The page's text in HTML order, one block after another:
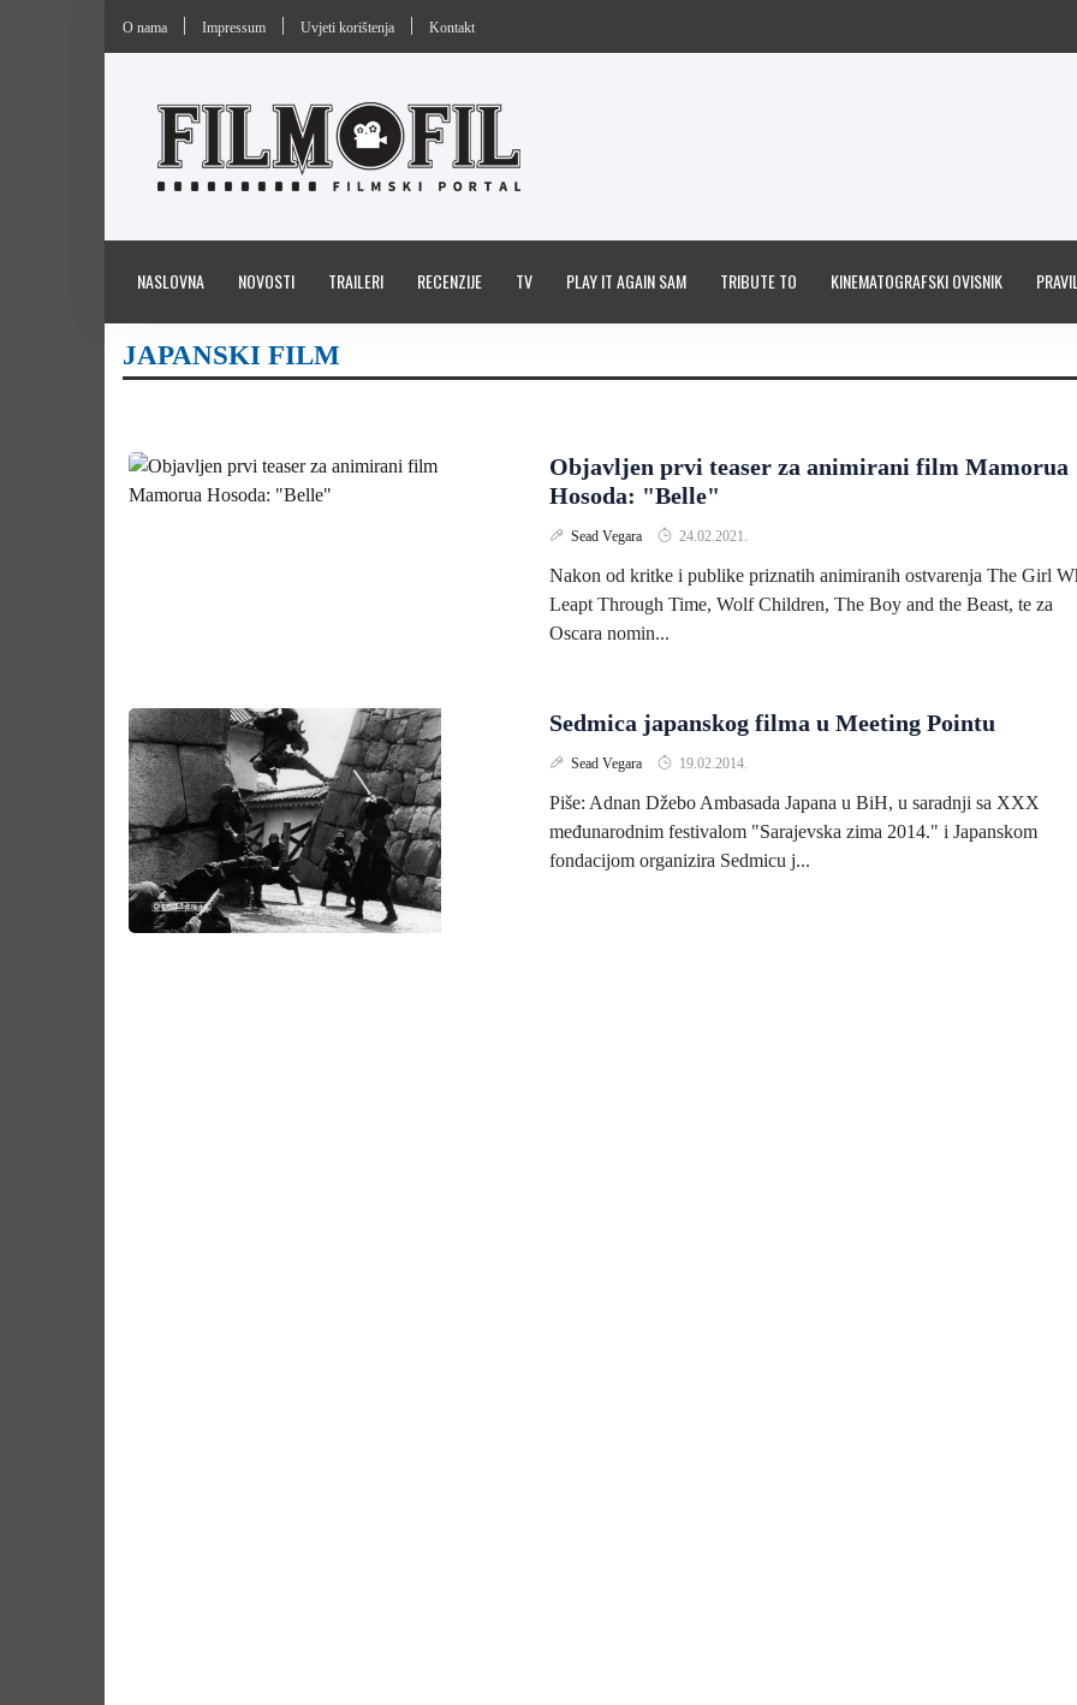
O nama Impressum Uvjeti korištenja Kontakt
NASLOVNA NOVOSTI TRAILERI RECENZIJE TV PLAY IT AGAIN SAM TRIBUTE TO KINEMATOGRAFSKI OVISNIK
JAPANSKI FILM
Objavljen prvi teaser za animirani film Mamorua
Hosoda: "Belle"
Sead Vegara 24.02.2021.
Nakon od kritke i publike priznatih animiranih ostvarenja The Girl
Leapt Through Time, Wolf Children, The Boy and the Beast, te za
Oscara nomin...
Sedmica japanskog filma u Meeting Pointu
Sead Vegara 19.02.2014.
Piše: Adnan Džebo Ambasada Japana u BiH, u saradnji sa XXX
međunarodnim festivalom "Sarajevska zima 2014." i Japanskom
fondacijom organizira Sedmicu j...